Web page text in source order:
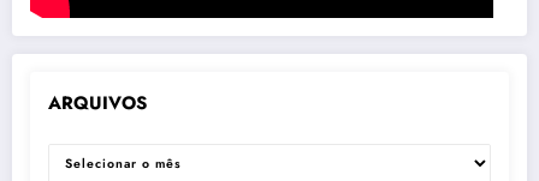
ARQUIVOS
ARQUIVOS